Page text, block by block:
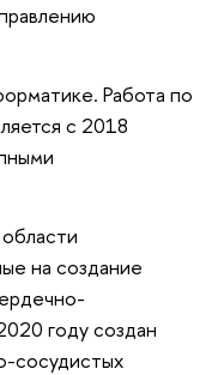
Работа по
с 2018
на создание
году создан
сосудистых